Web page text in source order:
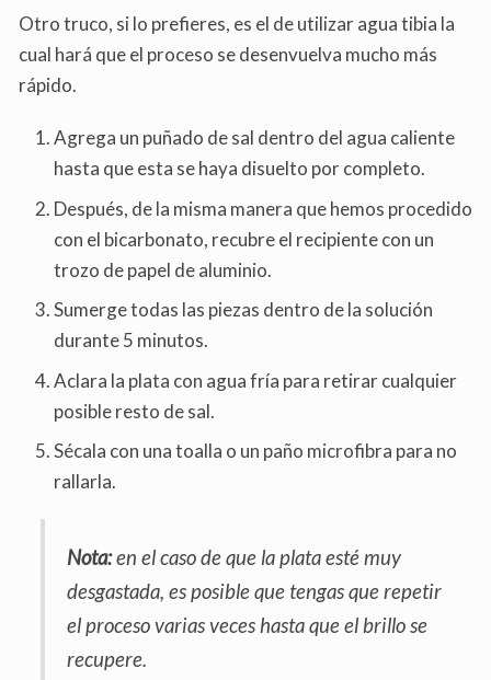
Otro truco, si lo prefieres, es el de utilizar agua tibia la
cual hará que el proceso se desenvuelva mucho más
rápido.
Agrega un puñado de sal dentro del agua caliente
hasta que esta se haya disuelto por completo.
Después, de la misma manera que hemos procedido
con el bicarbonato, recubre el recipiente con un
trozo de papel de aluminio.
Sumerge todas las piezas dentro de la solución
durante 5 minutos.
Aclara la plata con agua fría para retirar cualquier
posible resto de sal.
Sécala con una toalla o un paño microfibra para no
rallarla.
Nota:en el caso de que la plata esté muy
desgastada, es posible que tengas que repetir
el proceso varias veces hasta que el brillo se
recupere.